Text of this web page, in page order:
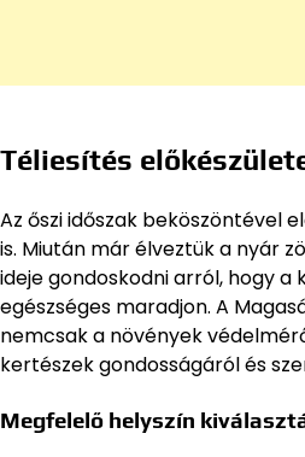
Téliesítés
Az őszi időszak beköszöntével
is. Miután már élveztük a nyár
ideje gondoskodni arról, hogy a
egészséges maradjon. A
nemcsak a növények
kertészek gondosságáról és
Megfelelő helyszín